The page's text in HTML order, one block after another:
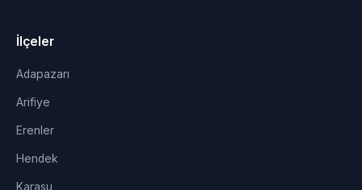
İlçeler
Adapazarı
Arifiye
Erenler
Hendek
Karasu